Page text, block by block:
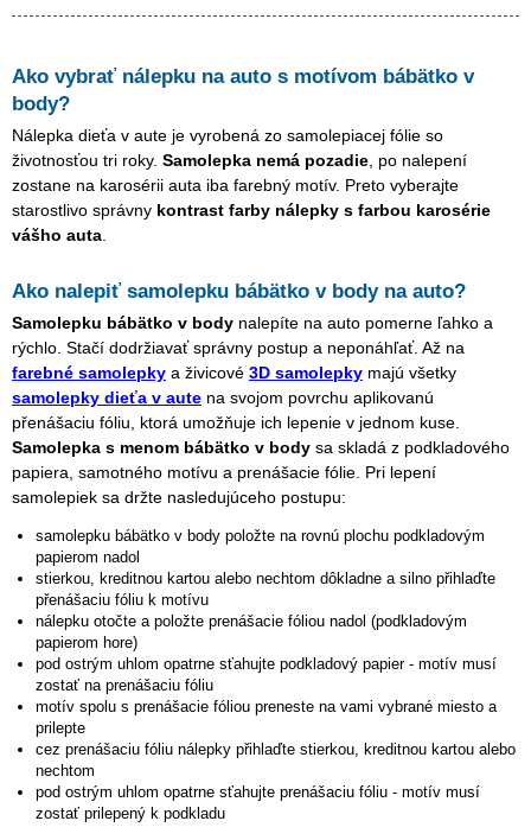
Ako vybrať nálepku na auto s motívom bábätko v
body?
Nálepka dieťa v aute je vyrobená zo samolepiacej fólie so
životnosťou tri roky. Samolepka nemá pozadie, po nalepení
zostane na karosérii auta iba farebný motív. Preto vyberajte
starostlivo správny kontrast farby nálepky s farbou karosérie
vášho auta.
Ako nalepiť samolepku bábätko v bodyna auto?
Samolepku bábätko v body nalepíte na auto pomerne ľahko a
rýchlo. Stačí dodržiavať správny postup a neponáhľať. Až na
farebné samolepky a živicové 3D samolepky majú všetky
samolepky dieťa v aute na svojom povrchu aplikovanú
přenášaciu fóliu, ktorá umožňuje ich lepenie v jednom kuse.
Samolepka s menom bábätko v body sa skladá z podkladového
papiera, samotného motívu a prenášacie fólie. Pri lepení
samolepiek sa držte nasledujúceho postupu:
samolepku bábätko v body položte na rovnú plochu podkladovým
papierom nadol
stierkou, kreditnou kartou alebo nechtom dôkladne a silno přihlaďte
přenášaciu fóliu k motívu
nálepku otočte a položte prenášacie fóliou nadol (podkladovým
papierom hore)
pod ostrým uhlom opatrne sťahujte podkladový papier - motív musí
zostať na prenášaciu fóliu
motív spolu s prenášacie fóliou preneste na vami vybrané miesto a
prilepte
cez prenášaciu fóliu nálepky přihlaďte stierkou, kreditnou kartou alebo
nechtom
pod ostrým uhlom opatrne sťahujte prenášaciu fóliu - motív musí
zostať prilepený k podkladu